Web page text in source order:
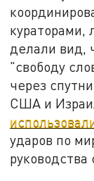
делали вид,
"свободу
через
США и
ударов по